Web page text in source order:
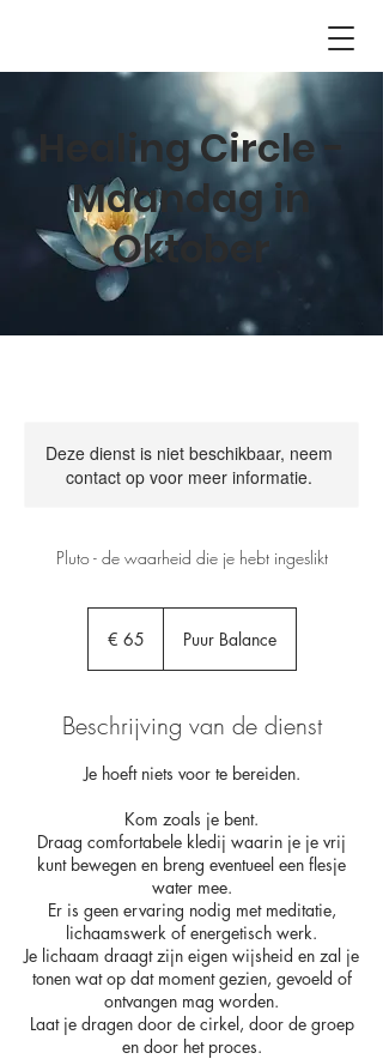
Healing Circle -
Maandag in
Oktober
Deze dienst is niet beschikbaar, neem
contact op voor meer informatie.
Pluto - de waarheid die je hebt ingeslikt
€ 65 Puur Balance
Beschrijving van de dienst
Je hoeft niets voor te bereiden.
Kom zoals je bent.
Draag comfortabele kledij waarin je je vrij
kunt bewegen en breng eventueel een flesje
water mee.
Er is geen ervaring nodig met meditatie,
lichaamswerk of energetisch werk.
Je lichaam draagt zijn eigen wijsheid en zal je
tonen wat op dat moment gezien, gevoeld of
ontvangen mag worden.
Laat je dragen door de cirkel, door de groep
en door het proces.